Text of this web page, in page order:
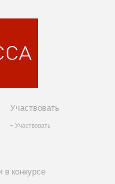
Участвовать
- Участвовать
в конкурсе